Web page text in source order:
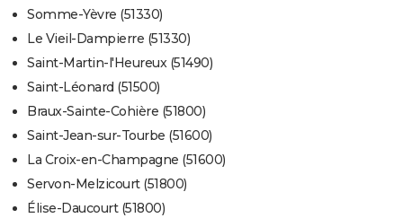
Somme-Yèvre (51330)
Le Vieil-Dampierre (51330)
Saint-Martin-l'Heureux (51490)
Saint-Léonard (51500)
Braux-Sainte-Cohière (51800)
Saint-Jean-sur-Tourbe (51600)
La Croix-en-Champagne (51600)
Servon-Melzicourt (51800)
Élise-Daucourt (51800)